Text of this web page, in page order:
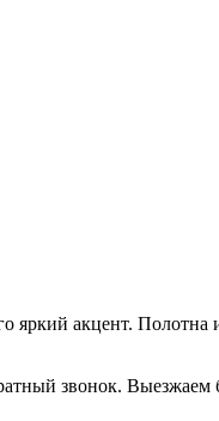
яркий акцент.
звонок. Выезжаем